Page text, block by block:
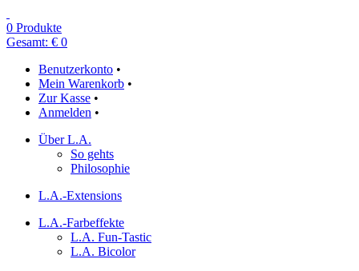
0 Produkte
Gesamt: € 0
Benutzerkonto •
Mein Warenkorb •
Zur Kasse •
Anmelden •
Über L.A.
So gehts
Philosophie
L.A.-Extensions
L.A.-Farbeffekte
L.A. Fun-Tastic
L.A. Bicolor